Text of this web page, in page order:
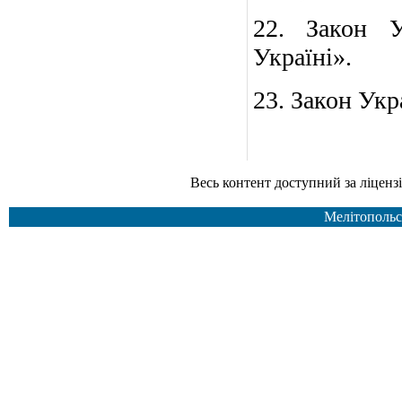
22. Закон
Україні».
23. Закон
Весь контент доступний за ліцензією Creative